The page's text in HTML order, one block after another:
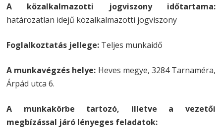
A közalkalmazotti jogviszony időtartama:
határozatlan idejű közalkalmazotti jogviszony
Foglalkoztatás jellege: Teljes munkaidő
A munkavégzés helye: Heves megye, 3284 Tarnaméra,
Árpád utca 6.
A munkakörbe tartozó, illetve a vezetői
megbízással járó lényeges feladatok: